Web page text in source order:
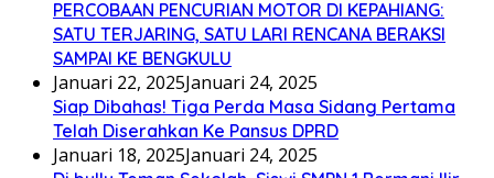
PERCOBAAN PENCURIAN MOTOR DI KEPAHIANG:
SATU TERJARING, SATU LARI RENCANA BERAKSI
SAMPAI KE BENGKULU
Januari 22, 2025Januari 24, 2025
Siap Dibahas! Tiga Perda Masa Sidang Pertama
Telah Diserahkan Ke Pansus DPRD
Januari 18, 2025Januari 24, 2025